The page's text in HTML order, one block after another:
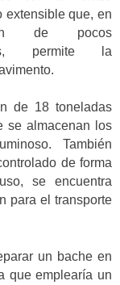
extensible que, en
de pocos
permite la
de 18 toneladas
se almacenan los
También
de forma
se encuentra
para el transporte
un bache en
que emplearía un